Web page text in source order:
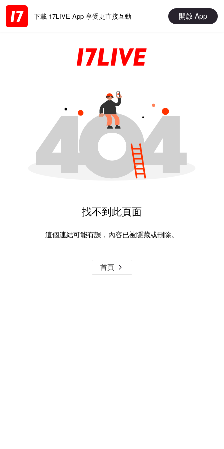
下載 17LIVE App 享受更直接互動 開啟 App
找不到此頁面
這個連結可能有誤，內容已被隱藏或刪除。
首頁